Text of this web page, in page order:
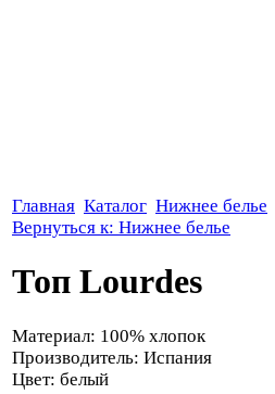
Главная Каталог Нижнее белье
Вернуться к: Нижнее белье
Топ Lourdes
Материал: 100% хлопок
Производитель: Испания
Цвет: белый